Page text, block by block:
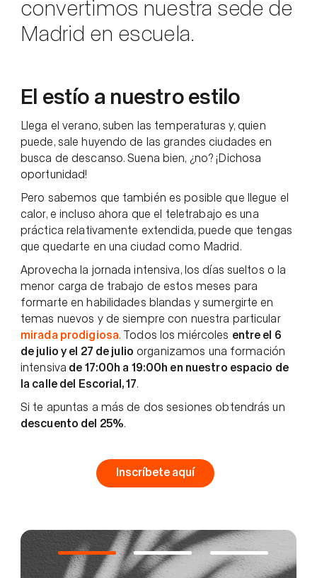
convertimos nuestra sede de
Madrid en escuela.
El estío a nuestro estilo
Llega el verano, suben las temperaturas y, quien
puede, sale huyendo de las grandes ciudades en
busca de descanso. Suena bien, ¿no? ¡Dichosa
oportunidad!
Pero sabemos que también es posible que llegue el
calor, e incluso ahora que el teletrabajo es una
práctica relativamente extendida, puede que tengas
que quedarte en una ciudad como Madrid.
Aprovecha la jornada intensiva, los días sueltos o la
menor carga de trabajo de estos meses para
formarte en habilidades blandas y sumergirte en
temas nuevos y de siempre con nuestra particular
mirada prodigiosa. Todos los miércoles entre el 6
de julio y el 27 de julio organizamos una formación
intensiva de 17:00h a 19:00h en nuestro espacio de
la calle del Escorial, 17.
Si te apuntas a más de dos sesiones obtendrás un
descuento del 25%.
Inscríbete aquí